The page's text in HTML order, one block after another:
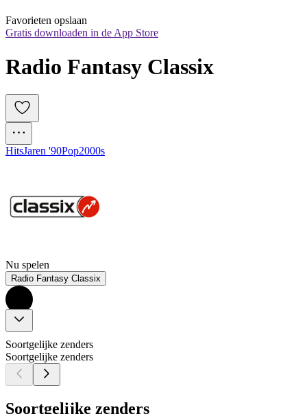
Favorieten opslaan
Gratis downloaden in de App Store
Radio Fantasy Classix
HitsJaren '90Pop2000s
Nu spelen
Radio Fantasy Classix
Soortgelijke zenders
Soortgelijke zenders
Soortgelijke zenders